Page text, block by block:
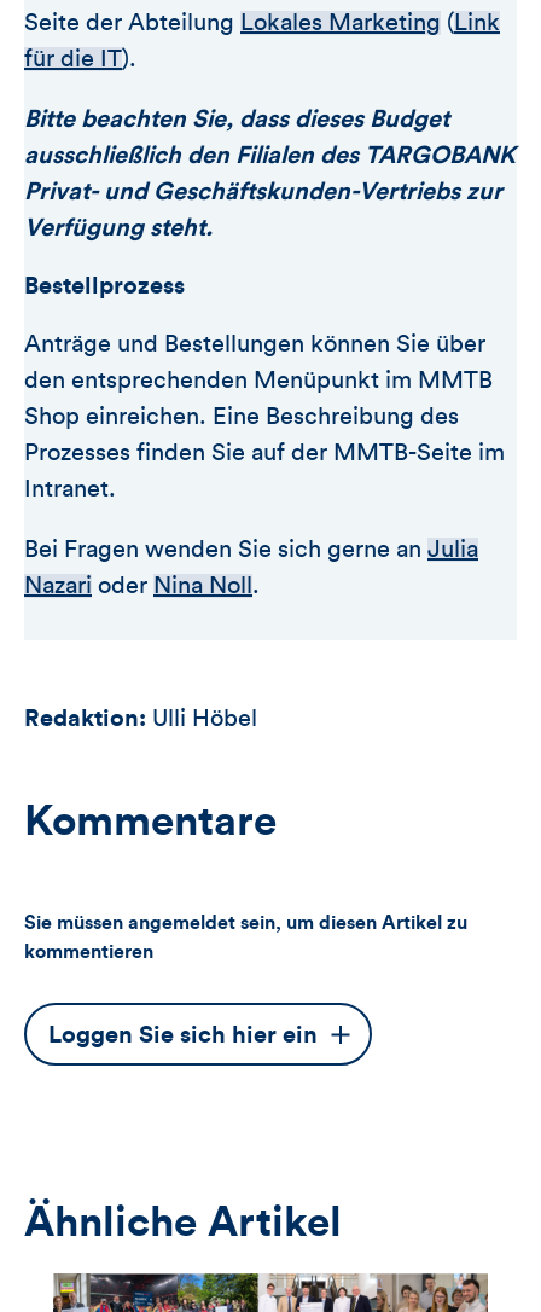
Seite der Abteilung Lokales Marketing ( Link
für die IT).
Bitte beachten Sie, dass dieses Budget
ausschließlich den Filialen des TARGOBANK
Privat- und Geschäftskunden-Vertriebs zur
Verfügung steht.
Bestellprozess
Anträge und Bestellungen können Sie über
den entsprechenden Menüpunkt im MMTB
Shop einreichen. Eine Beschreibung des
Prozesses finden Sie auf der MMTB-Seite im
Intranet.
Bei Fragen wenden Sie sich gerne an Julia
Nazari oder Nina Noll .
Redaktion: Ulli Höbel
Kommentare
Sie müssen angemeldet sein, um diesen Artikel zu
kommentieren
Dieser
Button
Loggen Sie sich hier ein
Ähnliche Artikel